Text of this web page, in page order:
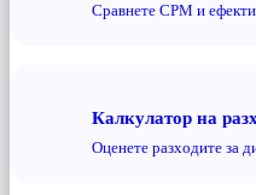
Сравнете CPM и
Калкулатор на
Оценете разходите за